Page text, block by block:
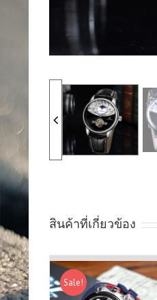
สินค้าที่เกี่ยวข้อง
Sale!